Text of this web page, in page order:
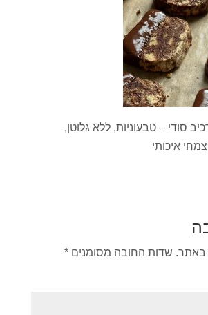
סודי – טבעוניות, ללא גלוטן,
איכותי
באתר. שדות החובה מסומנים *